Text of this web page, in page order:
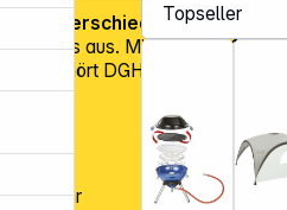
600 verschiedene Marken
uns aus. Mit mehr als
gehört DGH zu den Top-
Uhr